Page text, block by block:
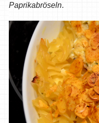
Paprikabröseln.